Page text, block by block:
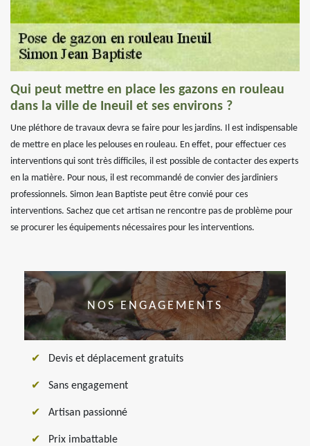
Qui peut mettre en place les gazons en rouleau
dans la ville de Ineuil et ses environs ?
Une pléthore de travaux devra se faire pour les jardins. Il est indispensable
de mettre en place les pelouses en rouleau. En effet, pour effectuer ces
interventions qui sont très difficiles, il est possible de contacter des experts
en la matière. Pour nous, il est recommandé de convier des jardiniers
professionnels. Simon Jean Baptiste peut être convié pour ces
interventions. Sachez que cet artisan ne rencontre pas de problème pour
se procurer les équipements nécessaires pour les interventions.
NOS ENGAGEMENTS
Devis et déplacement gratuits
Sans engagement
Artisan passionné
Prix imbattable